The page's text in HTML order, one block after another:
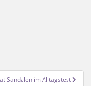
Sandalen im Alltagstest